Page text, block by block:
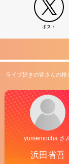
ポスト
ライブ好きの皆さんの推
yumemocha さ
浜田省吾